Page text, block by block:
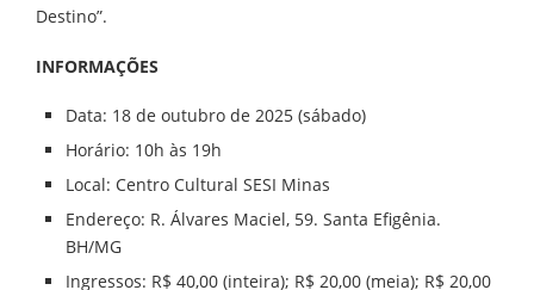
Destino”.
INFORMAÇÕES
Data: 18 de outubro de 2025 (sábado)
Horário: 10h às 19h
Local: Centro Cultural SESI Minas
Endereço: R. Álvares Maciel, 59. Santa Efigênia.
BH/MG
Ingressos: R$ 40,00 (inteira); R$ 20,00 (meia); R$ 20,00